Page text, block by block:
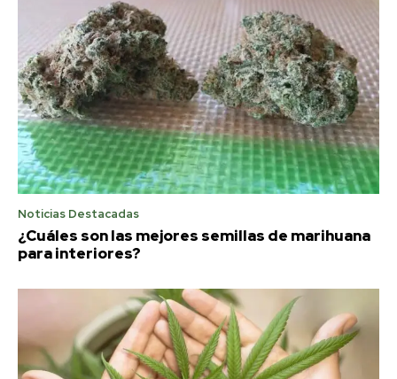
Noticias Destacadas
¿Cuáles son las mejores semillas de marihuana
para interiores?